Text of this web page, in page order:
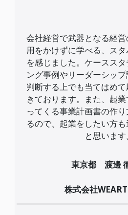
会社経営で武器となる経
用をかけずに学べる、ス
を感じました。ケースス
ング事例やリーダーシッ
判断する上でも当てはめ
きております。また、起
ってくる事業計画書の作
るので、起業をしたい方
と思います
東京都 渡邊
株式会社